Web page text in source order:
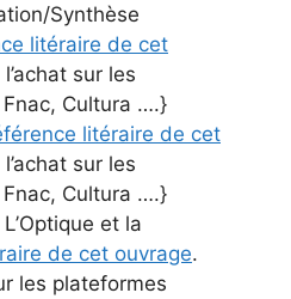
Synthèse
litéraire de cet
sur les
Cultura ….}
litéraire de cet
sur les
Cultura ….}
et la
de cet ouvrage.
les plateformes